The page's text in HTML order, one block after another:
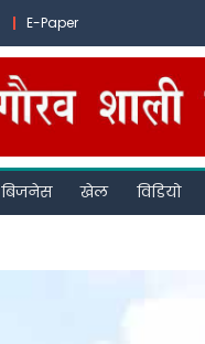
E-Paper
बिजनेस खेल विडियो